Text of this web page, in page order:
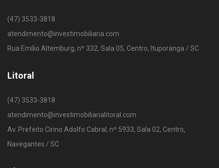
(47) 3533-3818
atendimento@investimobiliaria.com
Rua Emílio Altemburg, nº 332, Sala 05, Centro, Ituporanga / SC
Litoral
(47) 3533-3818
atendimento@investimobiliarialitoral.com
Av. Prefeito Cirino Adolfo Cabral, nº 5933, Sala 02, Centro,
Navegantes / SC